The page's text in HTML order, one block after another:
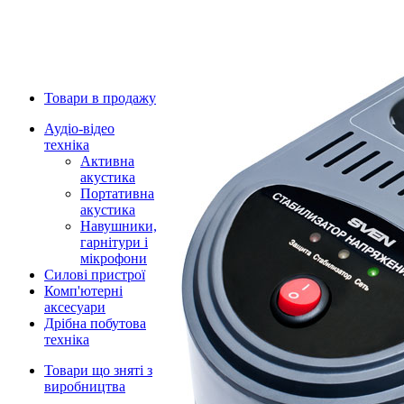
Товари в продажу
Аудіо-відео
техніка
Активна
акустика
Портативна
акустика
Навушники,
гарнітури і
мікрофони
Силові пристрої
Комп'ютерні
аксесуари
Дрібна побутова
техніка
Товари що зняті з
виробництва